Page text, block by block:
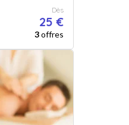
Dès
25 €
3offres